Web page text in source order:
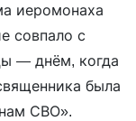
иеромонаха
совпало с
— днём, когда
была
СВО».